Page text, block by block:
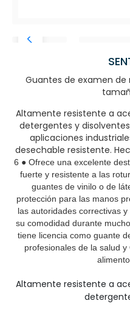
Guantes de examen de
Altamente resistente a
detergentes y
aplicaciones
desechable resistente.
6 ● Ofrece una excelente
fuerte y resistente a las
guantes de vinilo o de
protección para las manos
las autoridades correctivas
su comodidad durante
tiene licencia como guante
profesionales de la salud
Altamente resistente a